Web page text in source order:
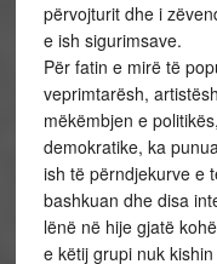
përvojturit dhe i
e ish sigurimsave.
Për fatin e mirë të
veprimtarësh,
mëkëmbjen e
demokratike, ka
ish të përndjekurve e
bashkuan dhe disa
lënë në hije gjatë
e këtij grupi nuk